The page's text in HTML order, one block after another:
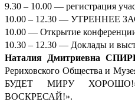
9.30 – 10.00 — регистрация
10.00 – 12.30 — УТРЕННЕЕ
10.00 — Открытие
10.30 – 12.30 — Доклады и
Наталия Дмитриевна
Рериховского Общества и
БУДЕТ МИРУ
ВОСКРЕСАЙ!».